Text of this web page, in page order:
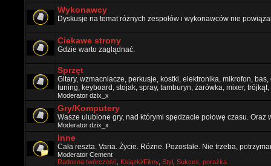
Wykonawcy
Dyskusje na temat różnych zespołów i wykonawców nie
Ciekawe strony
Gdzie warto zaglądnać.
Sprzęt
Gitary, wzmacniacze, perkusje, kostki, elektronika, mikrofon,
tuning, keyboard, stojak, spray, tamburyn, żarówka, mixer, trójkąt,
Moderator dzix_x
Gry/Komputery
Wasze ulubione gry, nad którymi spędzacie połowę czasu.
Moderator dzix_x
Inne
Cała reszta. Varia. Życie. Różne. Pozostałe. Nie trzeba,
Moderator Cement
Radosna twórczość
Ksiązki/Filmy, Styl Sukces, porażka